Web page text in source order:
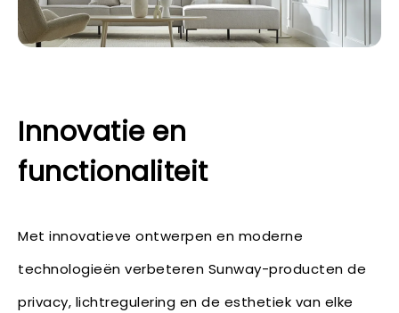
Innovatie en
functionaliteit
Met innovatieve ontwerpen en moderne
technologieën verbeteren Sunway-producten de
privacy, lichtregulering en de esthetiek van elke